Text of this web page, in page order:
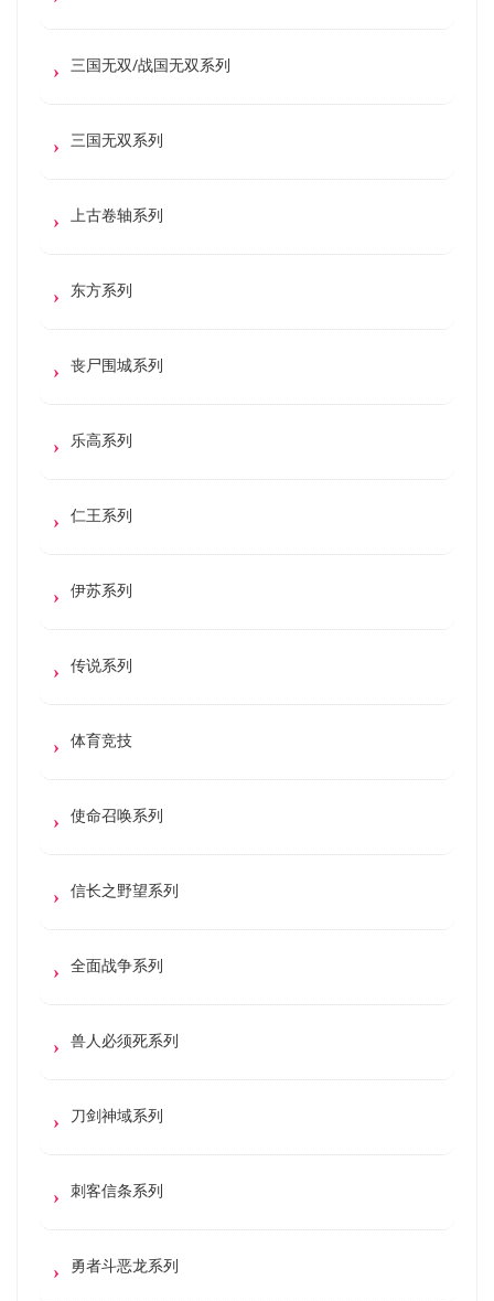
三国无双/战国无双系列
三国无双系列
上古卷轴系列
东方系列
丧尸围城系列
乐高系列
仁王系列
伊苏系列
传说系列
体育竞技
使命召唤系列
信长之野望系列
全面战争系列
兽人必须死系列
刀剑神域系列
刺客信条系列
勇者斗恶龙系列